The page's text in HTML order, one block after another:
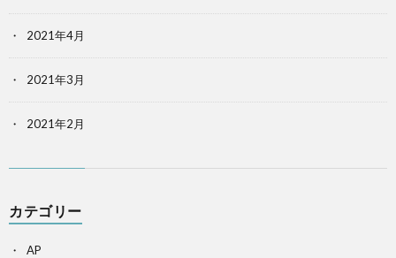
2021年4月
2021年3月
2021年2月
カテゴリー
AP